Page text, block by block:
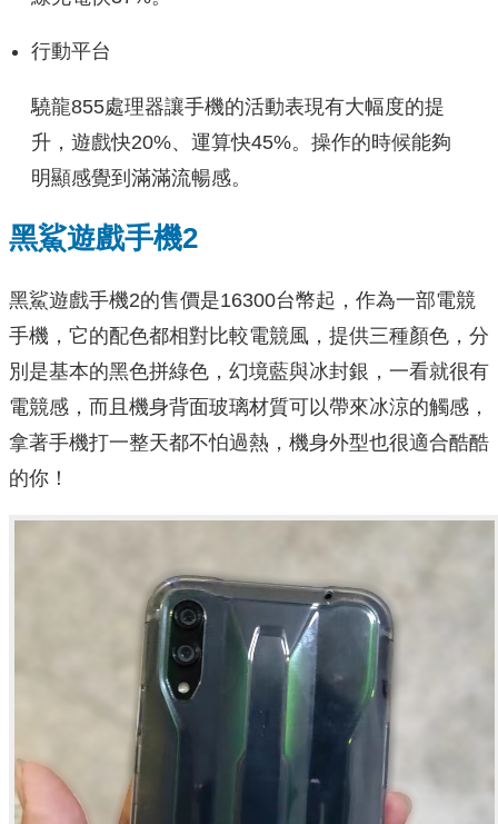
行動平台
驍龍855處理器讓手機的活動表現有大幅度的提
升，遊戲快20%、運算快45%。操作的時候能夠
明顯感覺到滿滿流暢感。
黑鯊遊戲手機2
黑鯊遊戲手機2的售價是16300台幣起，作為一部電競
手機，它的配色都相對比較電競風，提供三種顏色，分
別是基本的黑色拼綠色，幻境藍與冰封銀，一看就很有
電競感，而且機身背面玻璃材質可以帶來冰涼的觸感，
拿著手機打一整天都不怕過熱，機身外型也很適合酷酷
的你！